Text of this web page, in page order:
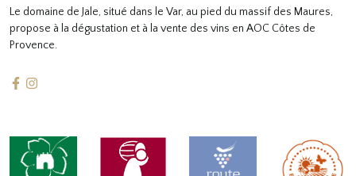
Le domaine de Jale, situé dans le Var, au pied du massif des Maures,
propose à la dégustation et à la vente des vins en AOC Côtes de
Provence.